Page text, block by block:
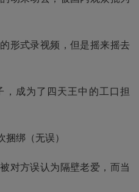
形式录视频，但是摇来摇去
成为了四天王中的工口担
绑（无误）
对方误认为隔壁老爱，而当